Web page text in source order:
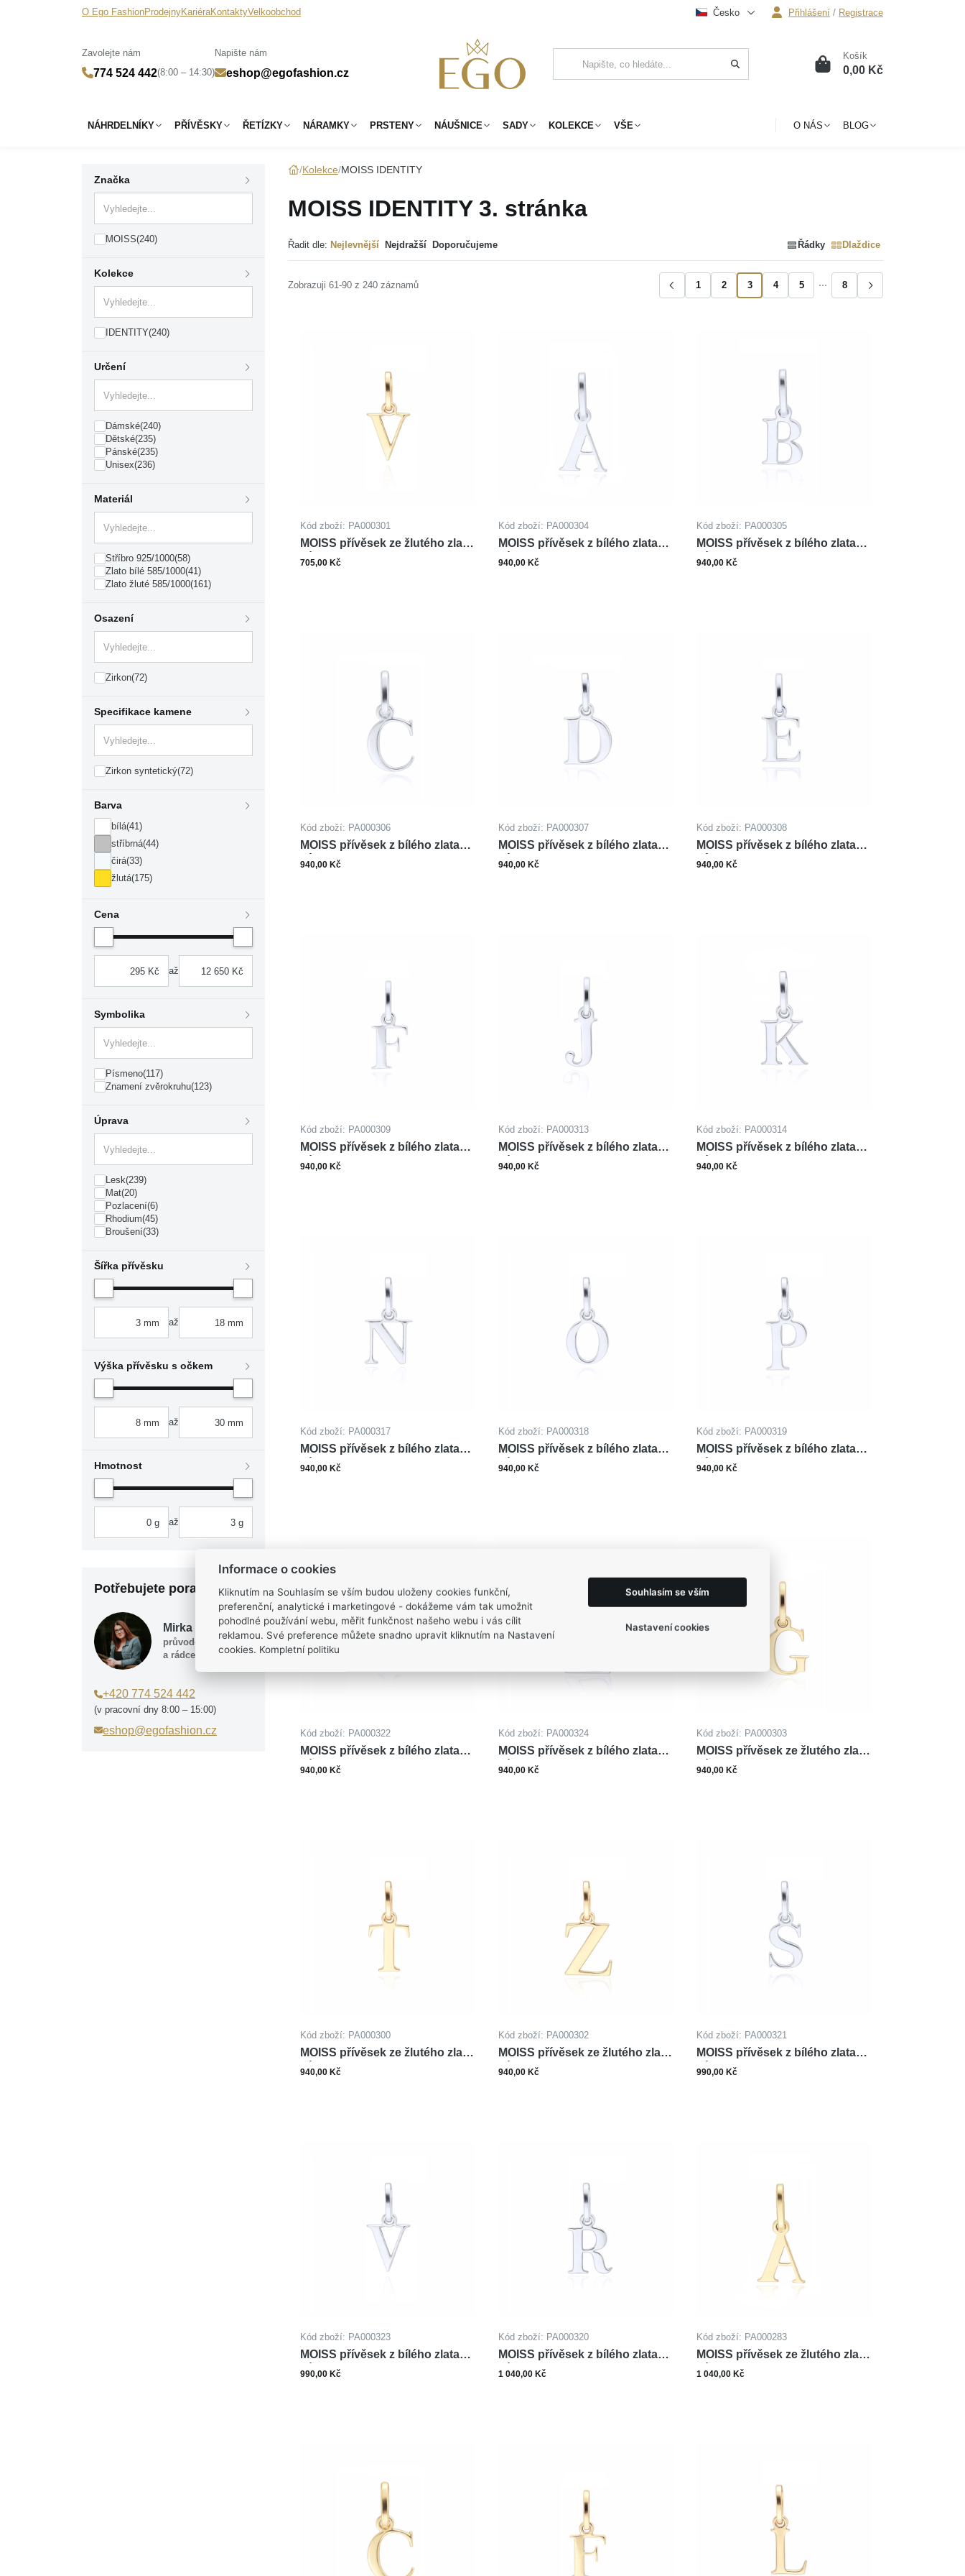
O Ego FashionProdejnyKariéraKontaktyVelkoobchod
Zavolejte nám
774 524 442(8:00 – 14:30)
Napište nám
eshop@egofashion.cz
Česko Přihlášení / Registrace
0 Košík
0,00 Kč
NÁHRDELNÍKY PŘÍVĚSKY ŘETÍZKY NÁRAMKY PRSTENY NÁUŠNICE SADY KOLEKCE VŠE O NÁS BLOG
Značka
MOISS(240)
Kolekce
IDENTITY(240)
Určení
Dámské(240)
Dětské(235)
Pánské(235)
Unisex(236)
Materiál
Stříbro 925/1000(58)
Zlato bílé 585/1000(41)
Zlato žluté 585/1000(161)
Osazení
Zirkon(72)
Specifikace kamene
Zirkon syntetický(72)
Barva
bílá(41)
stříbrná(44)
čirá(33)
žlutá(175)
Cena
až
Symbolika
Písmeno(117)
Znamení zvěrokruhu(123)
Úprava
Lesk(239)
Mat(20)
Pozlacení(6)
Rhodium(45)
Broušení(33)
Šířka přívěsku
až
Výška přívěsku s očkem
až
Hmotnost
až
Potřebujete poradit?
Mirka Tesařová
průvodce výběrem
a rádce
+420 774 524 442
(v pracovní dny 8:00 – 15:00)
eshop@egofashion.cz
Kolekce MOISS IDENTITY
MOISS IDENTITY 3. stránka
Řadit dle: Nejlevnější Nejdražší Doporučujeme Řádky Dlaždice
1 2 3 4 5 8
Zobrazuji 61-90 z 240 záznamů
Kód zboží: PA000301
MOISS přívěsek ze žlutého zlata
PÍSMENO V
705,00 Kč
Kód zboží: PA000304
MOISS přívěsek z bílého zlata
PÍSMENO A
940,00 Kč
Kód zboží: PA000305
MOISS přívěsek z bílého zlata
PÍSMENO B
940,00 Kč
Kód zboží: PA000306
MOISS přívěsek z bílého zlata
PÍSMENO C
940,00 Kč
Kód zboží: PA000307
MOISS přívěsek z bílého zlata
PÍSMENO D
940,00 Kč
Kód zboží: PA000308
MOISS přívěsek z bílého zlata
PÍSMENO E
940,00 Kč
Kód zboží: PA000309
MOISS přívěsek z bílého zlata
PÍSMENO F
940,00 Kč
Kód zboží: PA000313
MOISS přívěsek z bílého zlata
PÍSMENO J
940,00 Kč
Kód zboží: PA000314
MOISS přívěsek z bílého zlata
PÍSMENO K
940,00 Kč
Kód zboží: PA000317
MOISS přívěsek z bílého zlata
PÍSMENO N
940,00 Kč
Kód zboží: PA000318
MOISS přívěsek z bílého zlata
PÍSMENO O
940,00 Kč
Kód zboží: PA000319
MOISS přívěsek z bílého zlata
PÍSMENO P
940,00 Kč
Kód zboží: PA000322
MOISS přívěsek z bílého zlata
PÍSMENO T
940,00 Kč
Kód zboží: PA000324
MOISS přívěsek z bílého zlata
PÍSMENO Z
940,00 Kč
Kód zboží: PA000303
MOISS přívěsek ze žlutého zlata
PÍSMENO G
940,00 Kč
Kód zboží: PA000300
MOISS přívěsek ze žlutého zlata
PÍSMENO T
940,00 Kč
Kód zboží: PA000302
MOISS přívěsek ze žlutého zlata
PÍSMENO Z
940,00 Kč
Kód zboží: PA000321
MOISS přívěsek z bílého zlata
PÍSMENO S
990,00 Kč
Kód zboží: PA000323
MOISS přívěsek z bílého zlata
PÍSMENO V
990,00 Kč
Kód zboží: PA000320
MOISS přívěsek z bílého zlata
PÍSMENO R
1 040,00 Kč
Kód zboží: PA000283
MOISS přívěsek ze žlutého zlata
PÍSMENO A
1 040,00 Kč
Informace o cookies
Kliknutím na Souhlasím se vším budou uloženy cookies funkční,
preferenční, analytické i marketingové - dokážeme vám tak umožnit
pohodlné používání webu, měřit funkčnost našeho webu i vás cílit
reklamou. Své preference můžete snadno upravit kliknutím na Nastavení
cookies. Kompletní politiku
Souhlasím se vším
Nastavení cookies